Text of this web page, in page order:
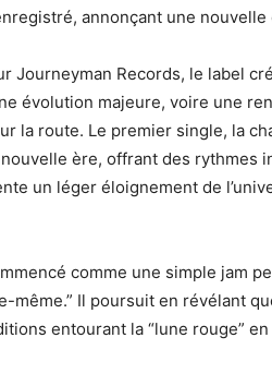
annonçant une
Journeyman Records, le label
évolution majeure, voire une
la route. Le premier single, la
ère, offrant des rythmes
un léger éloignement de
comme une simple jam
même.” Il poursuit en révélant
entourant la “lune rouge”